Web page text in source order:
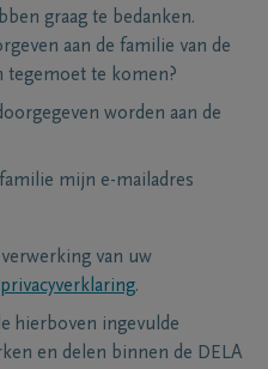
graag te bedanken.
aan de familie van de
tegemoet te komen?
worden aan de
mijn e-mailadres
van uw
privacyverklaring.
hierboven ingevulde
en delen binnen de DELA